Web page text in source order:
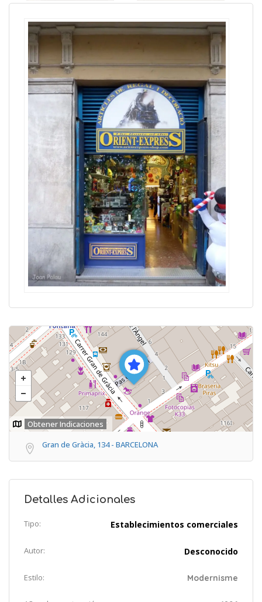
Obtener Indicaciones
Gran de Gràcia, 134 - BARCELONA
Detalles Adicionales
Tipo: Establecimientos comerciales
Autor: Desconocido
Estilo: Modernisme